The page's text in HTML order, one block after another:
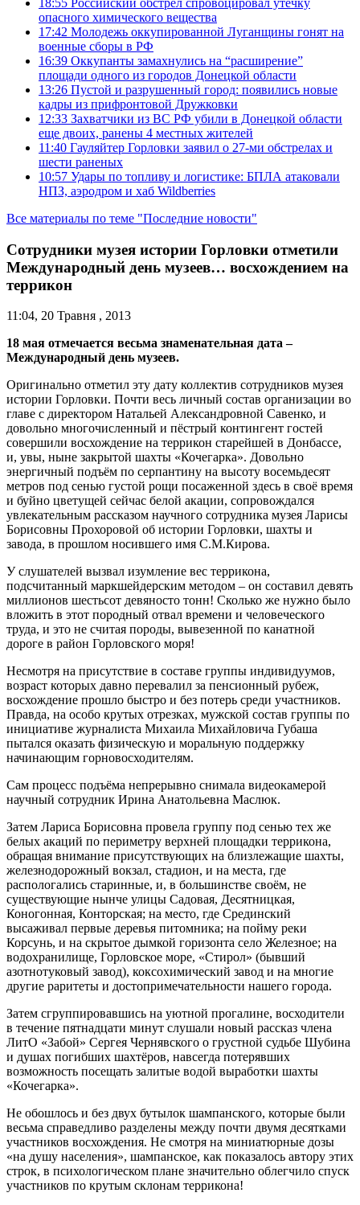
опасного химического вещества
17:42 Молодежь оккупированной Луганщины гонят на
военные сборы в РФ
16:39 Оккупанты замахнулись на “расширение”
площади одного из городов Донецкой области
13:26 Пустой и разрушенный город: появились новые
кадры из прифронтовой Дружковки
12:33 Захватчики из ВС РФ убили в Донецкой области
еще двоих, ранены 4 местных жителей
11:40 Гауляйтер Горловки заявил о 27-ми обстрелах и
шести раненых
10:57 Удары по топливу и логистике: БПЛА атаковали
НПЗ, аэродром и хаб Wildberries
Все материалы по теме "Последние новости"
Сотрудники музея истории Горловки отметили
Международный день музеев… восхождением на
террикон
11:04, 20 Травня , 2013
18 мая отмечается весьма знаменательная дата –
Международный день музеев.
Оригинально отметил эту дату коллектив сотрудников музея
истории Горловки. Почти весь личный состав организации во
главе с директором Натальей Александровной Савенко, и
довольно многочисленный и пёстрый контингент гостей
совершили восхождение на террикон старейшей в Донбассе,
и, увы, ныне закрытой шахты «Кочегарка». Довольно
энергичный подъём по серпантину на высоту восемьдесят
метров под сенью густой рощи посаженной здесь в своё время
и буйно цветущей сейчас белой акации, сопровождался
увлекательным рассказом научного сотрудника музея Ларисы
Борисовны Прохоровой об истории Горловки, шахты и
завода, в прошлом носившего имя С.М.Кирова.
У слушателей вызвал изумление вес террикона,
подсчитанный маркшейдерским методом – он составил девять
миллионов шестьсот девяносто тонн! Сколько же нужно было
вложить в этот породный отвал времени и человеческого
труда, и это не считая породы, вывезенной по канатной
дороге в район Горловского моря!
Несмотря на присутствие в составе группы индивидуумов,
возраст которых давно перевалил за пенсионный рубеж,
восхождение прошло быстро и без потерь среди участников.
Правда, на особо крутых отрезках, мужской состав группы по
инициативе журналиста Михаила Михайловича Губаша
пытался оказать физическую и моральную поддержку
начинающим горновосходителям.
Сам процесс подъёма непрерывно снимала видеокамерой
научный сотрудник Ирина Анатольевна Маслюк.
Затем Лариса Борисовна провела группу под сенью тех же
белых акаций по периметру верхней площадки террикона,
обращая внимание присутствующих на близлежащие шахты,
железнодорожный вокзал, стадион, и на места, где
распологались старинные, и, в большинстве своём, не
существующие нынче улицы Садовая, Десятницкая,
Коногонная, Конторская; на место, где Срединский
высаживал первые деревья питомника; на пойму реки
Корсунь, и на скрытое дымкой горизонта село Железное; на
водохранилище, Горловское море, «Стирол» (бывший
азотнотуковый завод), коксохимический завод и на многие
другие раритеты и достопримечательности нашего города.
Затем сгруппировавшись на уютной прогалине, восходители
в течение пятнадцати минут слушали новый рассказ члена
ЛитО «Забой» Сергея Чернявского о грустной судьбе Шубина
и душах погибших шахтёров, навсегда потерявших
возможность посещать залитые водой выработки шахты
«Кочегарка».
Не обошлось и без двух бутылок шампанского, которые были
весьма справедливо разделены между почти двумя десятками
участников восхождения. Не смотря на миниатюрные дозы
«на душу населения», шампанское, как показалось автору этих
строк, в психологическом плане значительно облегчило спуск
участников по крутым склонам террикона!